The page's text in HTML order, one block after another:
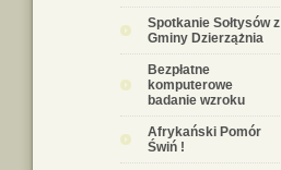
Spotkanie Sołtysów z
Gminy Dzierzążnia
Bezpłatne
komputerowe
badanie wzroku
Afrykański Pomór
Świń !